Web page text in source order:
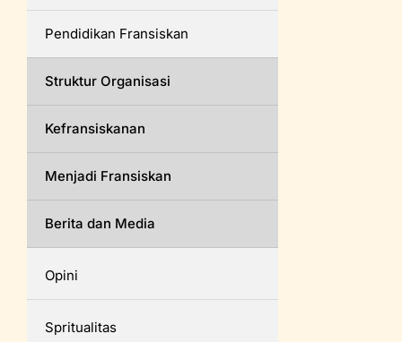
Pendidikan Fransiskan
Struktur Organisasi
Kefransiskanan
Menjadi Fransiskan
Berita dan Media
Opini
Spritualitas